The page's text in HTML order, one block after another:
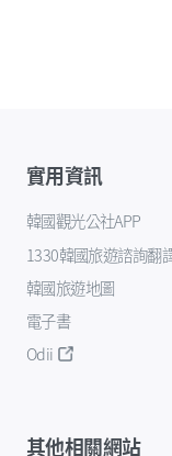
實用資訊
韓國觀光公社APP
1330韓國旅遊諮詢翻
韓國旅遊地圖
電子書
Odii
其他相關網站